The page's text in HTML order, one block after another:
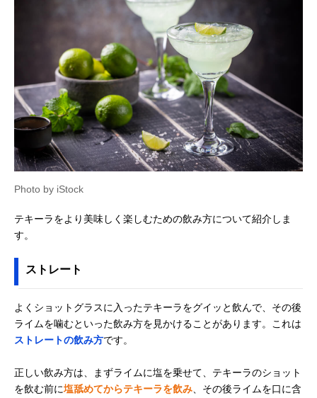
Photo by iStock
テキーラをより美味しく楽しむための飲み方について紹介しま
す。
ストレート
よくショットグラスに入ったテキーラをグイッと飲んで、その後
ライムを噛むといった飲み方を見かけることがあります。これは
ストレートの飲み方です。
正しい飲み方は、まずライムに塩を乗せて、テキーラのショット
を飲む前に塩舐めてからテキーラを飲み 、その後ライムを口に含